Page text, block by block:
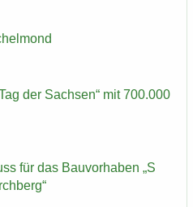
der Sach­sen“ mit 700.000
für das Bau­vor­ha­ben „S